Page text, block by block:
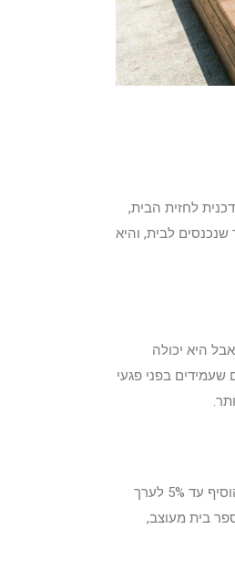
לחזית הבית,
לבית, והיא
הבית. אמנם מדובר בהשקעה משמעותית (20,000–50,000 שקלים ויותר), אבל היא יכולה
יכול להחזיר עד 110% מההשקעה אם נבחרו חומרים שעמידים בפני פגעי
מדרגות כניסה מרשימות ומסלול גישה מוקפד מעניקים לבית מראה מזמין ונגיש. השקעה בריצוף איכותי, מעקות בטיחות מעוצבים או הוספת רמפה נגישה יכולים להוסיף עד 5% לערך
בית מעוצב,